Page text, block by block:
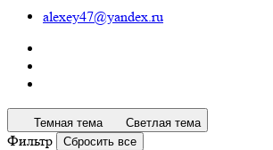
alexey47@yandex.ru
Темная тема Светлая тема
Фильтр Сбросить все